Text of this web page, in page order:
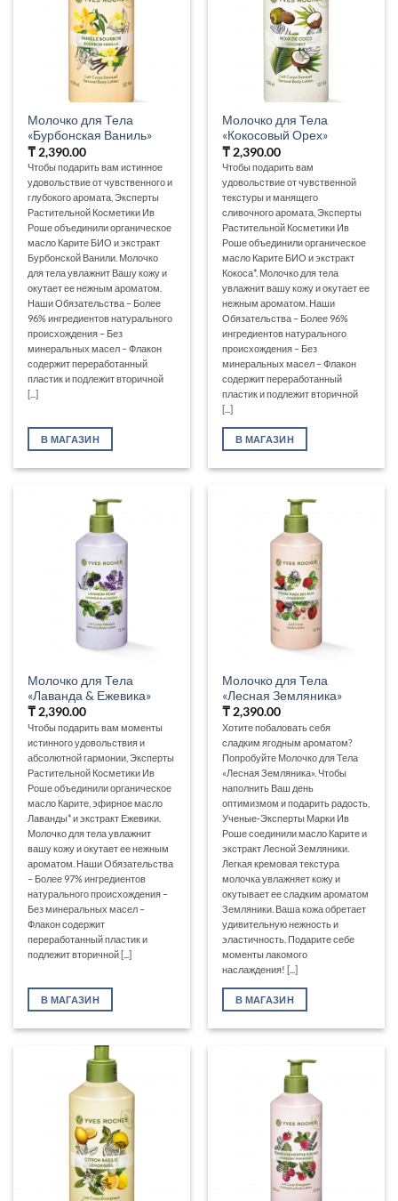
Молочко для Тела
«Бурбонская Ваниль»
₸ 2,390.00
Чтобы подарить вам истинное
удовольствие от чувственного и
глубокого аромата, Эксперты
Растительной Косметики Ив
Роше объединили органическое
масло Карите БИО и экстракт
Бурбонской Ванили. Молочко
для тела увлажнит Вашу кожу и
окутает ее нежным ароматом.
Наши Обязательства – Более
96% ингредиентов натурального
происхождения – Без
минеральных масел – Флакон
содержит переработанный
пластик и подлежит вторичной
[...]
В МАГАЗИН
Молочко для Тела
«Кокосовый Орех»
₸ 2,390.00
Чтобы подарить вам
удовольствие от чувственной
текстуры и манящего
сливочного аромата, Эксперты
Растительной Косметики Ив
Роше объединили органическое
масло Карите БИО и экстракт
Кокоса*. Молочко для тела
увлажнит вашу кожу и окутает ее
нежным ароматом. Наши
Обязательства – Более 96%
ингредиентов натурального
происхождения – Без
минеральных масел – Флакон
содержит переработанный
пластик и подлежит вторичной
[...]
В МАГАЗИН
Молочко для Тела
«Лаванда & Ежевика»
₸2,390.00
Чтобы подарить вам моменты
истинного удовольствия и
абсолютной гармонии, Эксперты
Растительной Косметики Ив
Роше объединили органическое
масло Карите, эфирное масло
Лаванды* и экстракт Ежевики.
Молочко для тела увлажнит
вашу кожу и окутает ее нежным
ароматом. Наши Обязательства
– Более 97% ингредиентов
натурального происхождения –
Без минеральных масел –
Флакон содержит
переработанный пластик и
подлежит вторичной [...]
В МАГАЗИН
Молочко для Тела
«Лесная Земляника»
₸2,390.00
Хотите побаловать себя
сладким ягодным ароматом?
Попробуйте Молочко для Тела
«Лесная Земляника». Чтобы
наполнить Ваш день
оптимизмом и подарить радость,
Ученые-Эксперты Марки Ив
Роше соединили масло Карите и
экстракт Лесной Земляники.
Легкая кремовая текстура
молочка увлажняет кожу и
окутывает ее сладким ароматом
Земляники. Ваша кожа обретает
удивительную нежность и
эластичность. Подарите себе
моменты лакомого
наслаждения! [...]
В МАГАЗИН